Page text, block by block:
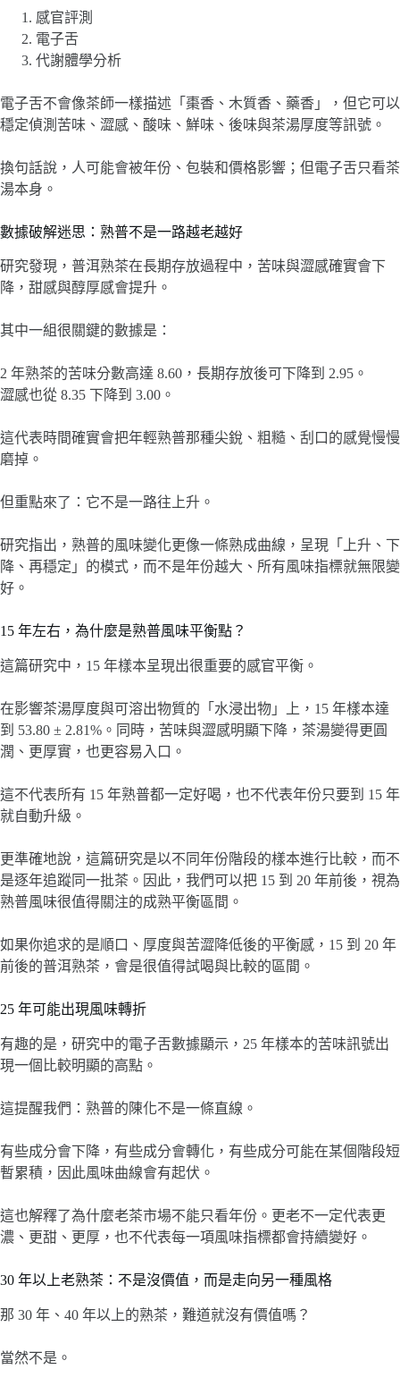
感官評測
電子舌
代謝體學分析
電子舌不會像茶師一樣描述「棗香、木質香、藥香」，但它可以
穩定偵測苦味、澀感、酸味、鮮味、後味與茶湯厚度等訊號。
換句話說，人可能會被年份、包裝和價格影響；但電子舌只看茶
湯本身。
數據破解迷思：熟普不是一路越老越好
研究發現，普洱熟茶在長期存放過程中，苦味與澀感確實會下
降，甜感與醇厚感會提升。
其中一組很關鍵的數據是：
2 年熟茶的苦味分數高達 8.60，長期存放後可下降到 2.95。
澀感也從 8.35 下降到 3.00。
這代表時間確實會把年輕熟普那種尖銳、粗糙、刮口的感覺慢慢
磨掉。
但重點來了：它不是一路往上升。
研究指出，熟普的風味變化更像一條熟成曲線，呈現「上升、下
降、再穩定」的模式，而不是年份越大、所有風味指標就無限變
好。
15 年左右，為什麼是熟普風味平衡點？
這篇研究中，15 年樣本呈現出很重要的感官平衡。
在影響茶湯厚度與可溶出物質的「水浸出物」上，15 年樣本達
到 53.80 ± 2.81%。同時，苦味與澀感明顯下降，茶湯變得更圓
潤、更厚實，也更容易入口。
這不代表所有 15 年熟普都一定好喝，也不代表年份只要到 15 年
就自動升級。
更準確地說，這篇研究是以不同年份階段的樣本進行比較，而不
是逐年追蹤同一批茶。因此，我們可以把 15 到 20 年前後，視為
熟普風味很值得關注的成熟平衡區間。
如果你追求的是順口、厚度與苦澀降低後的平衡感，15 到 20 年
前後的普洱熟茶，會是很值得試喝與比較的區間。
25 年可能出現風味轉折
有趣的是，研究中的電子舌數據顯示，25 年樣本的苦味訊號出
現一個比較明顯的高點。
這提醒我們：熟普的陳化不是一條直線。
有些成分會下降，有些成分會轉化，有些成分可能在某個階段短
暫累積，因此風味曲線會有起伏。
這也解釋了為什麼老茶市場不能只看年份。更老不一定代表更
濃、更甜、更厚，也不代表每一項風味指標都會持續變好。
30 年以上老熟茶：不是沒價值，而是走向另一種風格
那 30 年、40 年以上的熟茶，難道就沒有價值嗎？
當然不是。